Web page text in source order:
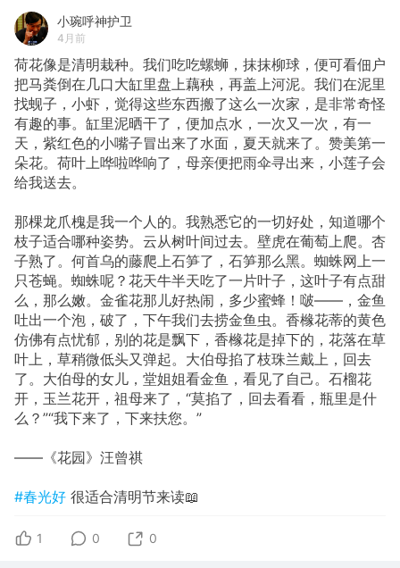
小琬呼神护卫
4月前
荷花像是清明栽种。我们吃吃螺蛳，抹抹柳球，便可看佃户
把马粪倒在几口大缸里盘上藕秧，再盖上河泥。我们在泥里
找蚬子，小虾，觉得这些东西搬了这么一次家，是非常奇怪
有趣的事。缸里泥晒干了，便加点水，一次又一次，有一
天，紫红色的小嘴子冒出来了水面，夏天就来了。赞美第一
朵花。荷叶上哗啦哗响了，母亲便把雨伞寻出来，小莲子会
给我送去。
那棵龙爪槐是我一个人的。我熟悉它的一切好处，知道哪个
枝子适合哪种姿势。云从树叶间过去。壁虎在葡萄上爬。杏
子熟了。何首乌的藤爬上石笋了，石笋那么黑。蜘蛛网上一
只苍蝇。蜘蛛呢？花天牛半天吃了一片叶子，这叶子有点甜
么，那么嫩。金雀花那儿好热闹，多少蜜蜂！啵——，金鱼
吐出一个泡，破了，下午我们去捞金鱼虫。香橼花蒂的黄色
仿佛有点忧郁，别的花是飘下，香橼花是掉下的，花落在草
叶上，草稍微低头又弹起。大伯母掐了枝珠兰戴上，回去
了。大伯母的女儿，堂姐姐看金鱼，看见了自己。石榴花
开，玉兰花开，祖母来了，“莫掐了，回去看看，瓶里是什
么？”“我下来了，下来扶您。”
——《花园》汪曾祺
#春光好 很适合清明节来读📖
1 0 0